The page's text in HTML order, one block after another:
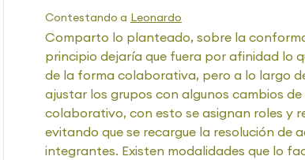
Contestando a Leonardo
Comparto lo planteado, sobre la
principio dejaría que fuera por afinidad lo
de la forma colaborativa, pero a lo largo
ajustar los grupos con algunos cambios
colaborativo, con esto se asignan roles y
evitando que se recargue la resolución de
integrantes. Existen modalidades que lo